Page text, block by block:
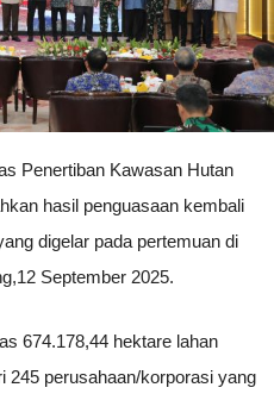
Penertiban Kawasan Hutan
hasil penguasaan kembali
digelar pada pertemuan di
September 2025.
674.178,44 hektare lahan
245 perusahaan/korporasi yang